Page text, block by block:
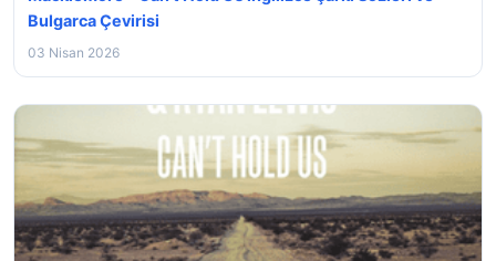
Bulgarca Çevirisi
03 Nisan 2026